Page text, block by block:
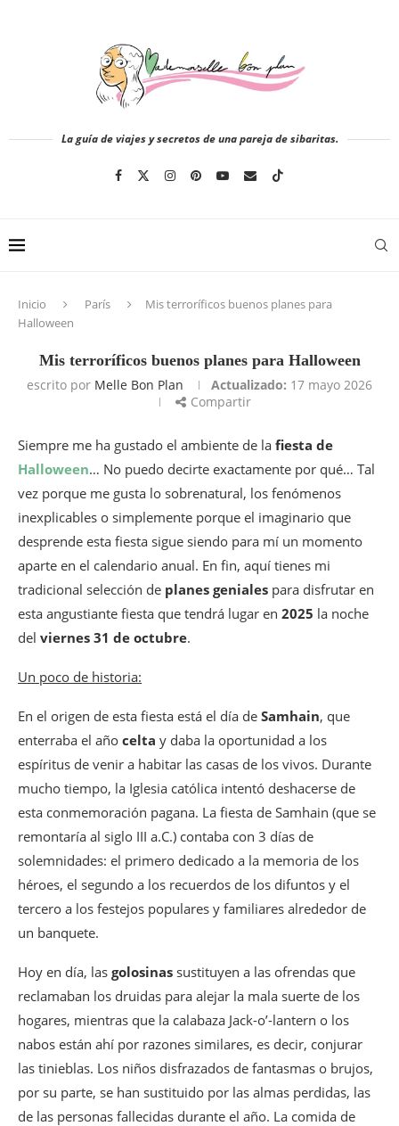
La guía de viajes y secretos de una pareja de sibaritas.
Inicio París
Mis terroríficos buenos planes para
Halloween
Mis terroríficos buenos planes para Halloween
escrito por Melle Bon Plan Actualizado: 17 mayo 2026
Compartir
Siempre me ha gustado el ambiente de la fiesta de
Halloween… No puedo decirte exactamente por qué… Tal
vez porque me gusta lo sobrenatural, los fenómenos
inexplicables o simplemente porque el imaginario que
desprende esta fiesta sigue siendo para mí un momento
aparte en el calendario anual. En fin, aquí tienes mi
tradicional selección de planes geniales para disfrutar en
esta angustiante fiesta que tendrá lugar en 2025 la noche
del viernes 31 de octubre.
Un poco de historia:
En el origen de esta fiesta está el día de Samhain, que
enterraba el año celta y daba la oportunidad a los
espíritus de venir a habitar las casas de los vivos. Durante
mucho tiempo, la Iglesia católica intentó deshacerse de
esta conmemoración pagana. La fiesta de Samhain (que se
remontaría al siglo III a.C.) contaba con 3 días de
solemnidades: el primero dedicado a la memoria de los
héroes, el segundo a los recuerdos de los difuntos y el
tercero a los festejos populares y familiares alrededor de
un banquete.
Hoy en día, las golosinas sustituyen a las ofrendas que
reclamaban los druidas para alejar la mala suerte de los
hogares, mientras que la calabaza Jack-o’-lantern o los
nabos están ahí por razones similares, es decir, conjurar
las tinieblas. Los niños disfrazados de fantasmas o brujos,
por su parte, se han sustituido por las almas perdidas, las
de las personas fallecidas durante el año. La comida de